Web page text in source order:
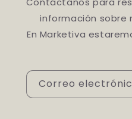
información sobre
En Marketiva
Correo